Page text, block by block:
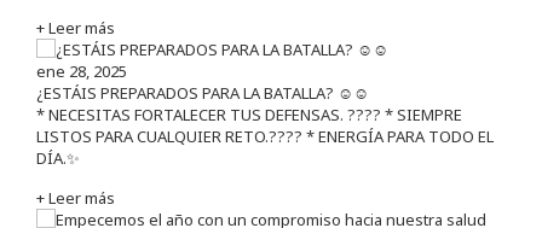
+ Leer más
ene 28, 2025
¿ESTÁIS PREPARADOS PARA LA BATALLA? ☺️☺️
* NECESITAS FORTALECER TUS DEFENSAS. ????️ * SIEMPRE
LISTOS PARA CUALQUIER RETO.???? * ENERGÍA PARA TODO EL
DÍA.✨
+ Leer más